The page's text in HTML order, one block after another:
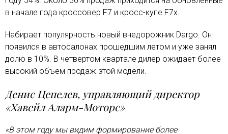
в начале года кроссовер F7 и кросс-купе F7x.
Набирает популярность новый внедорожник Dargo. Он
появился в автосалонах прошедшим летом и уже занял
долю в 10%. В четвертом квартале дилер ожидает более
высокий объем продаж этой модели.
Денис Цепелев, управляющий директор
«Хавейл Аларм-Моторс»
«В этом году мы видим формирование более